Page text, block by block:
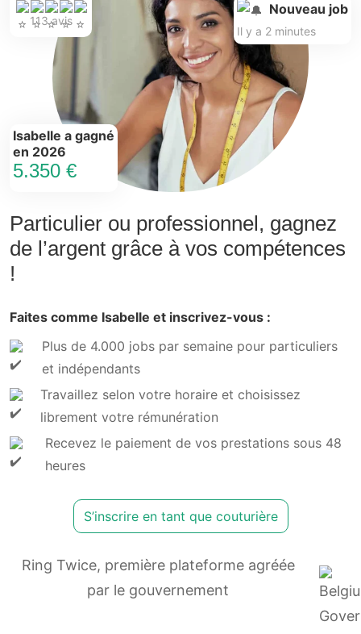
Particulier ou professionnel, gagnez
de l’argent grâce à vos compétences
!
Faites comme Isabelle et inscrivez-vous :
Plus de 4.000 jobs par semaine pour particuliers
et indépendants
Travaillez selon votre horaire et choisissez
librement votre rémunération
Recevez le paiement de vos prestations sous 48
heures
S’inscrire en tant que couturière
113 avis
Isabelle a gagné
en 2026
5.350 €
Nouveau job
Il y a 2 minutes
Ring Twice, première plateforme agréée
par le gouvernement